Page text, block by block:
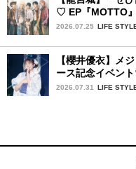
♡ EP『MOTTO
2026.07.25 LIFE
【櫻井優衣】メ
ース記念イベン
2026.07.31 LIFE